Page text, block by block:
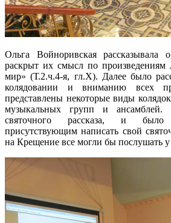
Ольга Войноривская
раскрыт их смысл по
мир» (Т.2.ч.4-я, гл.X). Далее было
колядовании и вниманию всех
представлены некоторые виды
музыкальных групп и ансамблей.
святочного рассказа, и
присутствующим написать свой
на Крещение все могли бы послушать